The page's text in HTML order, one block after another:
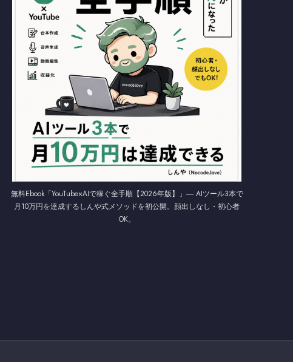
無料Ebook「YouTube×AIで稼ぐ全手順【2026年版】」― AIツール3本で
月10万円を達成するしんや式メソッドを初公開。顔出しなし・初心者
OK。